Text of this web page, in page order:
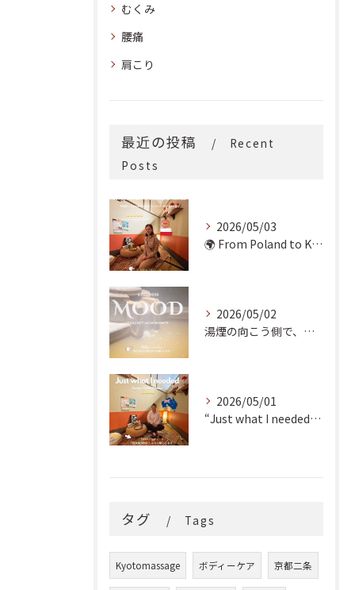
むくみ
腰痛
肩こり
最近の投稿
Recent
Posts
2026/05/03
🌍 From Poland to Kyoto! 🇵🇱✨
2026/05/02
湯煙の向こう側で、魂の輪郭を整える。
2026/05/01
“Just what I needed!” ✨
タグ Tags
Kyotomassage ボディーケア 京都二条